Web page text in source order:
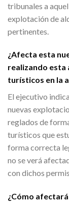
tribunales a
explotación de
pertinentes.
¿Afecta esta
realizando esta
turísticos en la
El ejecutivo
nuevas
reglados de
turísticos que
forma correcta
no se verá
con dichos
¿Cómo